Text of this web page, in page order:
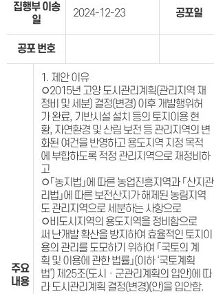
집행부 이송
일
2024-12-23 공포일
공포 번호
주요
내용
1. 제안 이유
◦2015년 고양 도시관리계획(관리지역 재
정비 및 세분) 결정(변경) 이후 개발행위허
가 완료, 기반시설 설치 등의 토지이용 현
황, 자연환경 및 산림 보전 등 관리지역의 변
화된 여건을 반영하고 용도지역 지정 목적
에 부합하도록 적정 관리지역으로 재정비하
고
◦「농지법」에 따른 농업진흥지역과 「산지관
리법」에 따른 보전산지가 해제된 농림지역
도 관리지역으로 세분하는 사항으로
◦비도시지역의 용도지역을 정비함으로
써 난개발 확산을 방지하여 효율적인 토지이
용의 관리를 도모하기 위하여 「국토의 계
획 및 이용에 관한 법률」(이하 ‘국토계획
법’) 제25조(도시ㆍ군관리계획의 입안)에 따
라 도시관리계획 결정(변경)(안)을 입안함.